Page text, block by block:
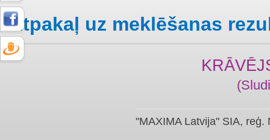
Atpakaļ uz meklēšanas
"MAXIMA Latvija" SIA, reģ.